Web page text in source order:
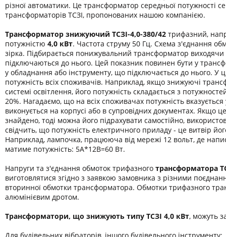
різної автоматики. Це трансформатор середньої потужності
трансформаторів ТСЗІ, пропонованих нашою компанією.
Трансформатор знижуючий ТСЗІ-4,0-380/42 трифазний,
потужністю 4,0 кВт. Частота струму 50 Гц. Схема з'єднання
зірка. Підбирається понижувальний трансформатор
підключаються до нього. Цей показник повинен бути у
у обладнання або інструменту, що підключається до нього. У
потужність всіх споживачів. Наприклад, якщо знижуючі
системі освітлення, його потужність складається з
20%. Нагадаємо, що на всіх споживачах потужність
виконується на корпусі або в супровідних документах. Якщо
знайдено, тоді можна його підрахувати самостійно,
свідчить, що потужність електричного приладу - це витвір
Наприклад, лампочка, працююча від мережі 12 вольт, де
матиме потужність: 5А*12В=60 Вт.
Напруги та з'єднання обмоток трифазного трансформатора
виготовлятися згідно з заявкою замовника з різними
вторинної обмотки трансформатора. Обмотки трифазного
алюмінієвим дротом.
Трансформатори, що знижують типу ТСЗІ 4,0 кВт, можуть